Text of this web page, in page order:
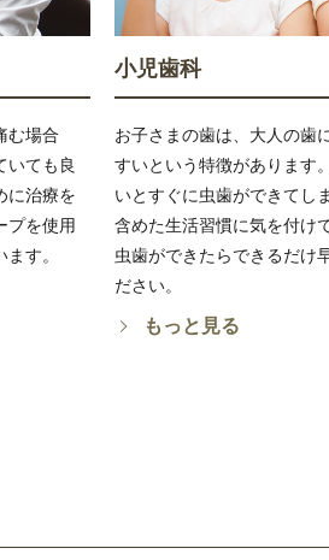
む場合
いても良
に治療を
プを使用
す。
小児歯科
お子さまの歯は、大人の歯
すいという特徴があります
いとすぐに虫歯ができてし
含めた生活習慣に気を付け
虫歯ができたらできるだけ
ださい。
もっと見る